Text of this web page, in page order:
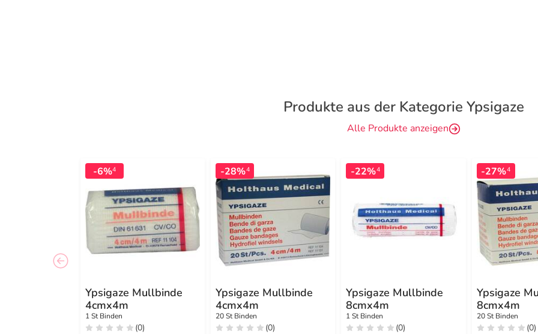
Produkte aus der Kategorie Ypsigaze
Alle Produkte anzeigen
-6%4
Ypsigaze Mullbinde
4cmx4m
1 St Binden
(0)
-28%4
Ypsigaze Mullbinde
4cmx4m
20 St Binden
(0)
-22%4
Ypsigaze Mullbinde
8cmx4m
1 St Binden
(0)
-27%4
Ypsigaze
8cmx4m
20 St Binden
(0)